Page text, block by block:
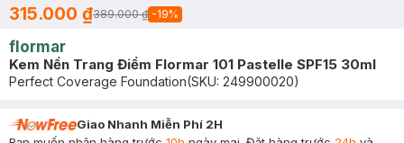
315.000 ₫389.000 ₫ -19%
flormar
Kem Nền Trang Điểm Flormar 101 Pastelle SPF15 30ml
Perfect Coverage Foundation(SKU: 249900020)
Giao Nhanh Miễn Phí 2H